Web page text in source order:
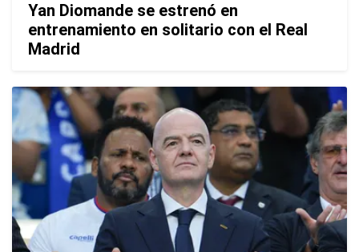
Yan Diomande se estrenó en
entrenamiento en solitario con el Real
Madrid